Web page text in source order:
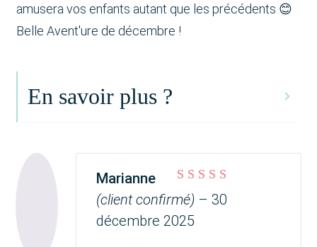
amusera vos enfants autant que les précédents 😊
Belle Avent'ure de décembre !
En savoir plus ?
Note 5sur 5
Marianne
(client confirmé) – 30
décembre 2025